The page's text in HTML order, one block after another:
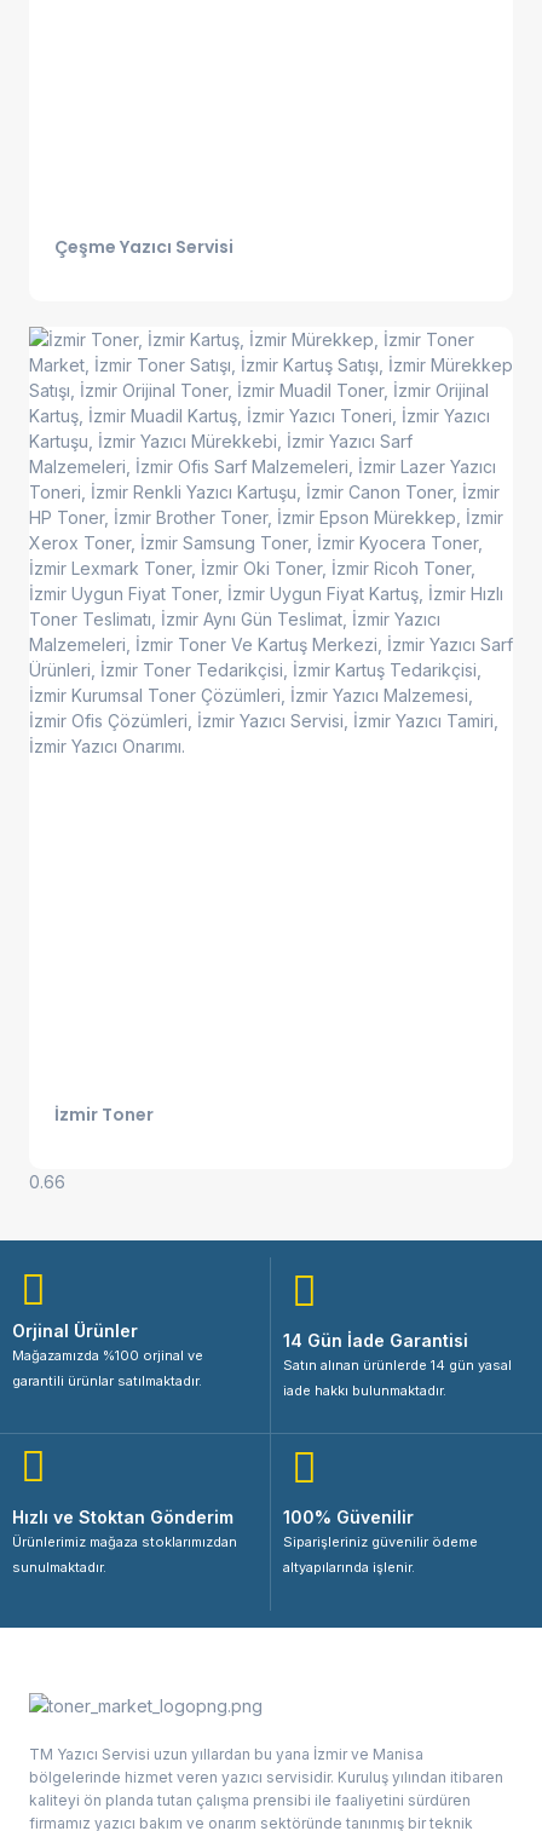
Çeşme Yazıcı Servisi
İzmir Toner
Orjinal Ürünler
Mağazamızda %100 orjinal ve
garantili ürünlar satılmaktadır.
14 Gün İade Garantisi
Satın alınan ürünlerde 14 gün yasal
iade hakkı bulunmaktadır.
Hızlı ve Stoktan Gönderim
Ürünlerimiz mağaza stoklarımızdan
sunulmaktadır.
100% Güvenilir
Siparişleriniz güvenilir ödeme
altyapılarında işlenir.
TM Yazıcı Servisi uzun yıllardan bu yana İzmir ve Manisa
bölgelerinde hizmet veren yazıcı servisidir. Kuruluş yılından itibaren
kaliteyi ön planda tutan çalışma prensibi ile faaliyetini sürdüren
firmamız yazıcı bakım ve onarım sektöründe tanınmış bir teknik